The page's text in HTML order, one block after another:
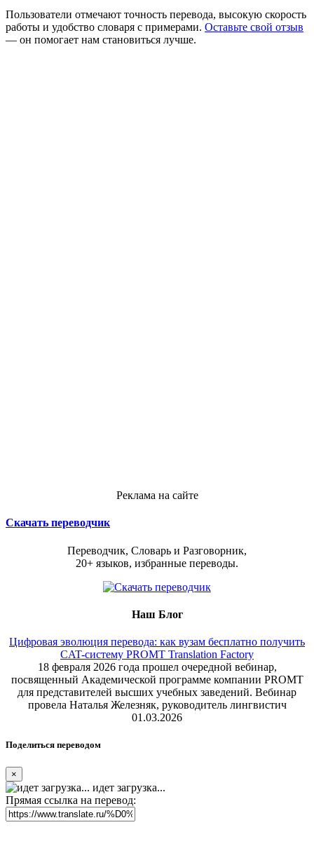
Пользователи отмечают точность перевода, высокую скорость
работы и удобство словаря с примерами. Оставьте свой отзыв
— он помогает нам становиться лучше.
Реклама на сайте
Скачать переводчик
Переводчик, Словарь и Разговорник,
20+ языков, избранные переводы.
Наш Блог
Цифровая эволюция перевода: как вузам бесплатно получить
CAT-систему PROMT Translation Factory
18 февраля 2026 года прошел очередной вебинар,
посвященный Академической программе компании PROMT
для представителей высших учебных заведений. Вебинар
провела Наталья Железняк, руководитель лингвистич
01.03.2026
Поделиться переводом
×
идет загрузка...
Прямая ссылка на перевод: